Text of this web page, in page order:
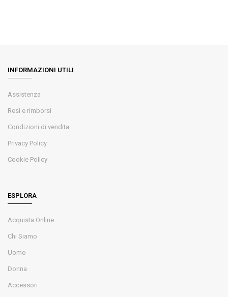
INFORMAZIONI UTILI
Assistenza
Resi e rimborsi
Condizioni di vendita
Privacy Policy
Cookie Policy
ESPLORA
Acquista Online
Chi Siamo
Uomo
Donna
Accessori